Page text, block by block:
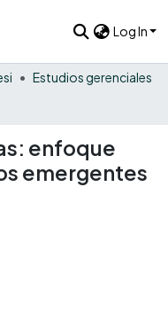
Log In
Estudios gerenciales
enfoque
emergentes